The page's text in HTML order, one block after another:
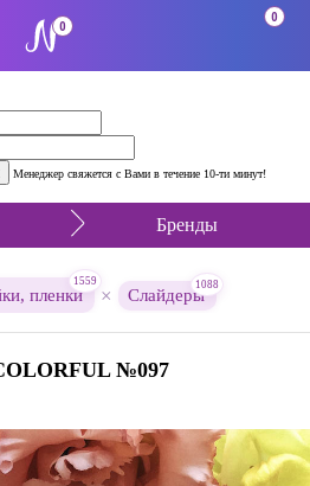
Менеджер свяжется с Вами в течение 10-ти минут!
0
0
Бренды
пленки
1559
× Слайдеры
1088
№097